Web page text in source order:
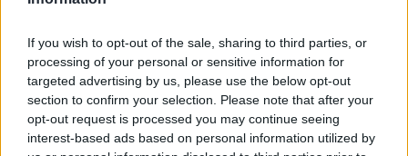
If you wish to opt-out of the sale, sharing to third parties, or
processing of your personal or sensitive information for
targeted advertising by us, please use the below opt-out
section to confirm your selection. Please note that after your
opt-out request is processed you may continue seeing
interest-based ads based on personal information utilized by
hangzanak, mintha valaki papírról olvasná fel
őket. Az egyik megszólítás külön életre kel:
„Álexándrá”. Ezen a ponton már nem az a kérdés,
hogy miről szól a beszélgetés, hanem az, hogy: